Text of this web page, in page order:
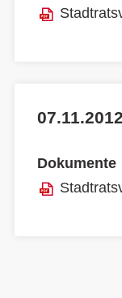
Dokumente